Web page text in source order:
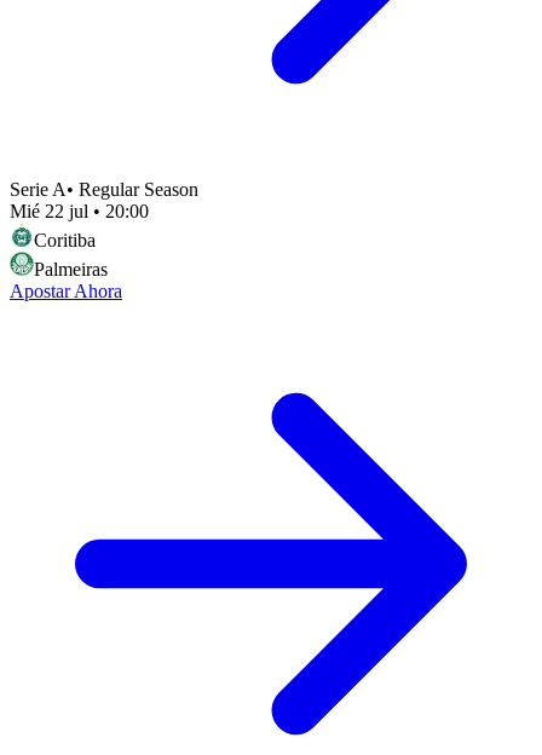
Serie A• Regular Season
Mié 22 jul • 20:00
Coritiba
Palmeiras
Apostar Ahora